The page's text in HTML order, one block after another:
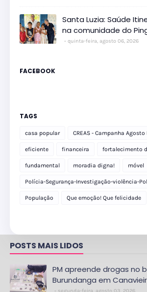
Santa Luzia: Saúde
na comunidade do
quinta-feira, agosto 06, 2026
FACEBOOK
TAGS
casa popular CREAS - Campanha
eficiente financeira fortalecimento
fundamental moradia digna! móvel
Polícia-Segurança-Investigação-violência-
delegacia
População Que emoção! Que felicidade
POSTS MAIS LIDOS
PM apreende drogas no
Burundanga em